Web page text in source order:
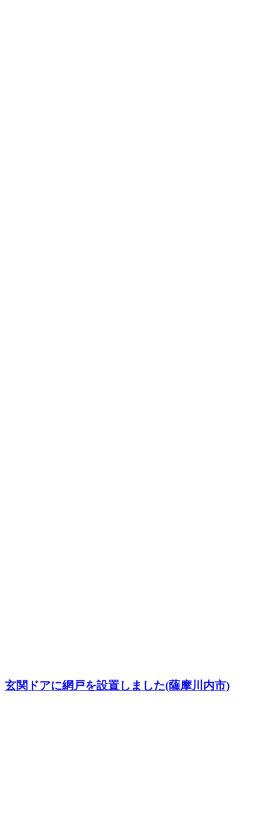
玄関ドアに網戸を設置しました(薩摩川内市)